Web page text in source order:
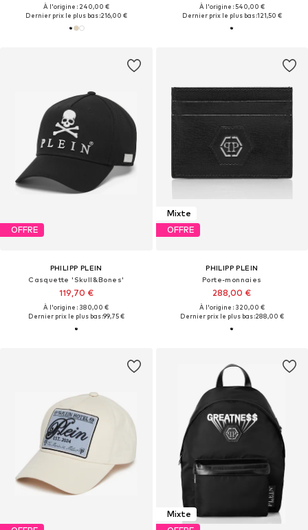
À l'origine : 240,00 €
Dernier prix le plus bas :216,00 €
À l'origine : 540,00 €
Dernier prix le plus bas :121,50 €
OFFRE
PHILIPP PLEIN
Casquette 'Skull&Bones'
119,70 €
À l'origine : 380,00 €
Dernier prix le plus bas :99,75 €
Mixte
OFFRE
PHILIPP PLEIN
Porte-monnaies
288,00 €
À l'origine : 320,00 €
Dernier prix le plus bas :288,00 €
Mixte